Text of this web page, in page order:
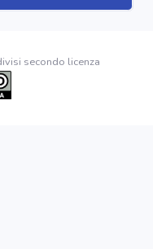
secondo licenza